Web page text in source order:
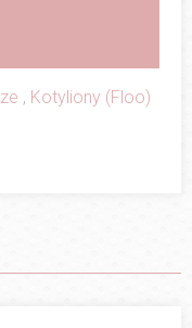
, Kotyliony (Floo)